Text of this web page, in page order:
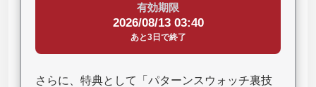
有効期限
2026/08/13 03:40
あと3日で終了
さらに、特典として「パターンスウォッチ裏技